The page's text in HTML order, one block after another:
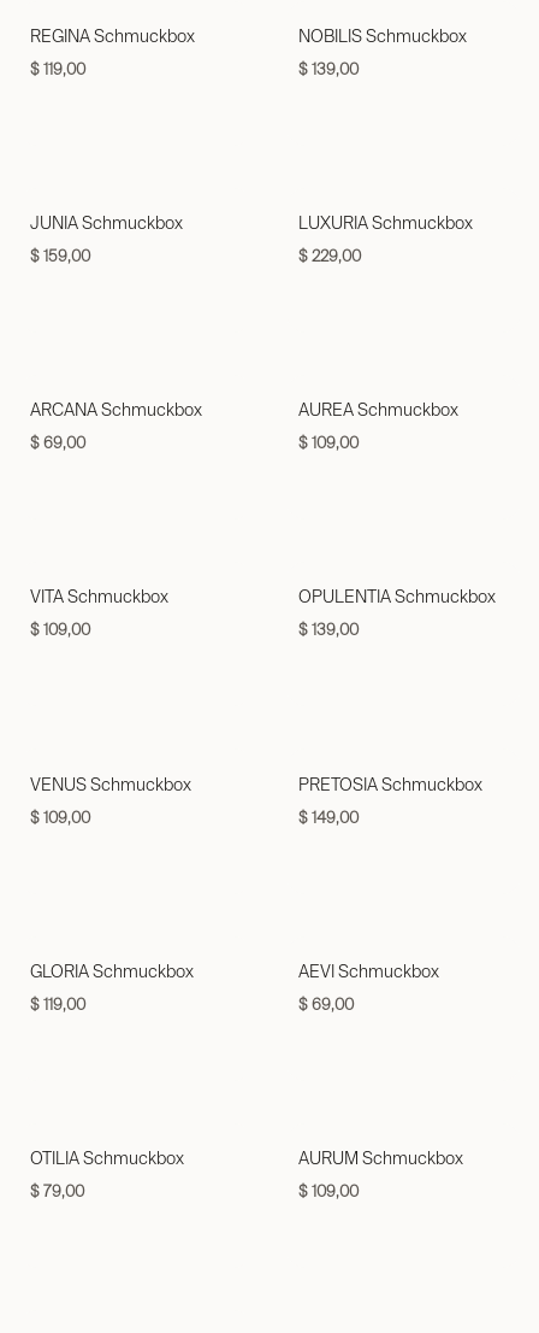
REGINA Schmuckbox
$119,00
NOBILIS Schmuckbox
$139,00
JUNIA Schmuckbox
$159,00
LUXURIA Schmuckbox
$229,00
ARCANA Schmuckbox
$69,00
AUREA Schmuckbox
$109,00
VITA Schmuckbox
$109,00
OPULENTIA Schmuckbox
$139,00
VENUS Schmuckbox
$109,00
PRETOSIA Schmuckbox
$149,00
GLORIA Schmuckbox
$119,00
AEVI Schmuckbox
$69,00
OTILIA Schmuckbox
$79,00
AURUM Schmuckbox
$109,00